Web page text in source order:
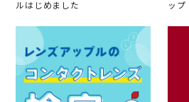
ルはじめました
ップ